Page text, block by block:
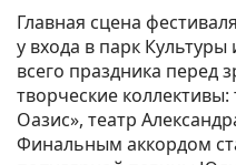
Главная сцена
у входа в парк
всего праздника перед
творческие
Оазис», театр
Финальным аккордом